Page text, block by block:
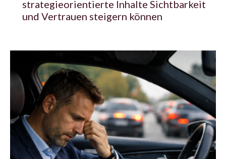
strategieorientierte Inhalte Sichtbarkeit
und Vertrauen steigern können